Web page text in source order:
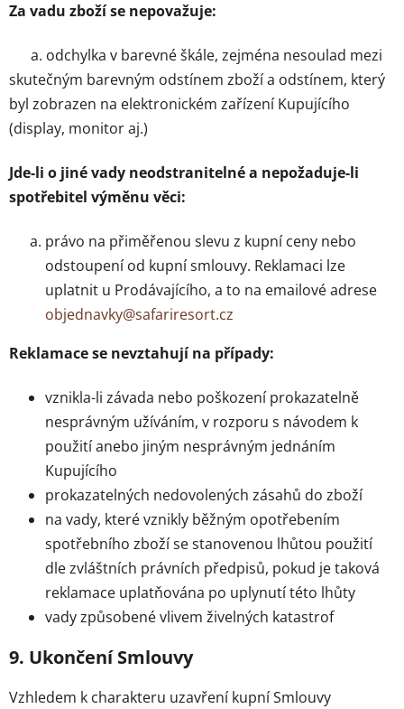
Za vadu zboží se nepovažuje:
a. odchylka v barevné škále, zejména nesoulad mezi
skutečným barevným odstínem zboží a odstínem, který
byl zobrazen na elektronickém zařízení Kupujícího
(display, monitor aj.)
Jde-li o jiné vady neodstranitelné a nepožaduje-li
spotřebitel výměnu věci:
právo na přiměřenou slevu z kupní ceny nebo
odstoupení od kupní smlouvy. Reklamaci lze
uplatnit u Prodávajícího, a to na emailové adrese
objednavky@safariresort.cz
Reklamace se nevztahují na případy:
vznikla-li závada nebo poškození prokazatelně
nesprávným užíváním, v rozporu s návodem k
použití anebo jiným nesprávným jednáním
Kupujícího
prokazatelných nedovolených zásahů do zboží
na vady, které vznikly běžným opotřebením
spotřebního zboží se stanovenou lhůtou použití
dle zvláštních právních předpisů, pokud je taková
reklamace uplatňována po uplynutí této lhůty
vady způsobené vlivem živelných katastrof
9. Ukončení Smlouvy
Vzhledem k charakteru uzavření kupní Smlouvy